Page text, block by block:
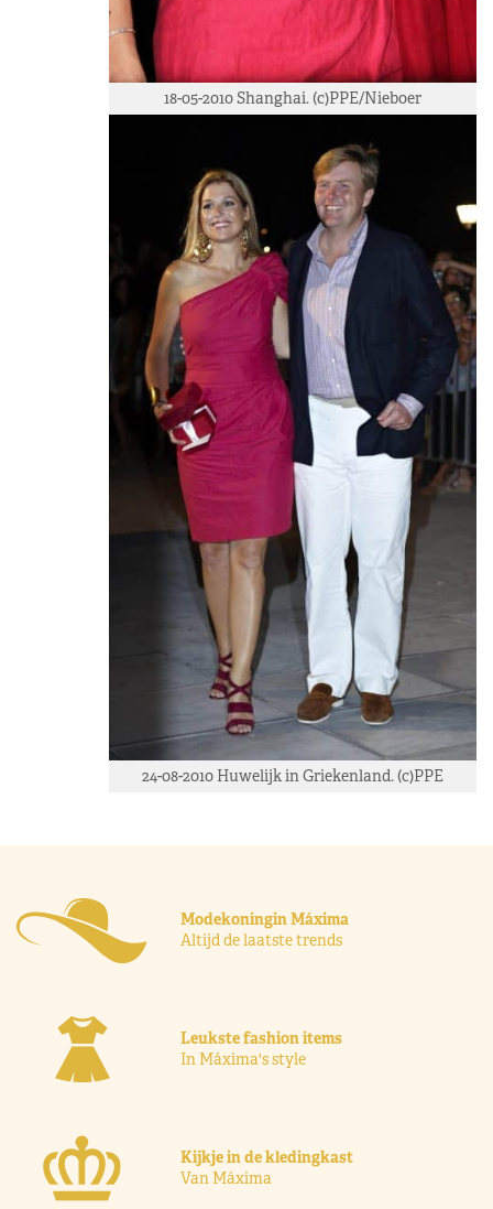
18-05-2010 Shanghai. (c)PPE/Nieboer
24-08-2010 Huwelijk in Griekenland. (c)PPE
Modekoningin Máxima
Altijd de laatste trends
Leukste fashion items
In Máxima's style
Kijkje in de kledingkast
Van Máxima